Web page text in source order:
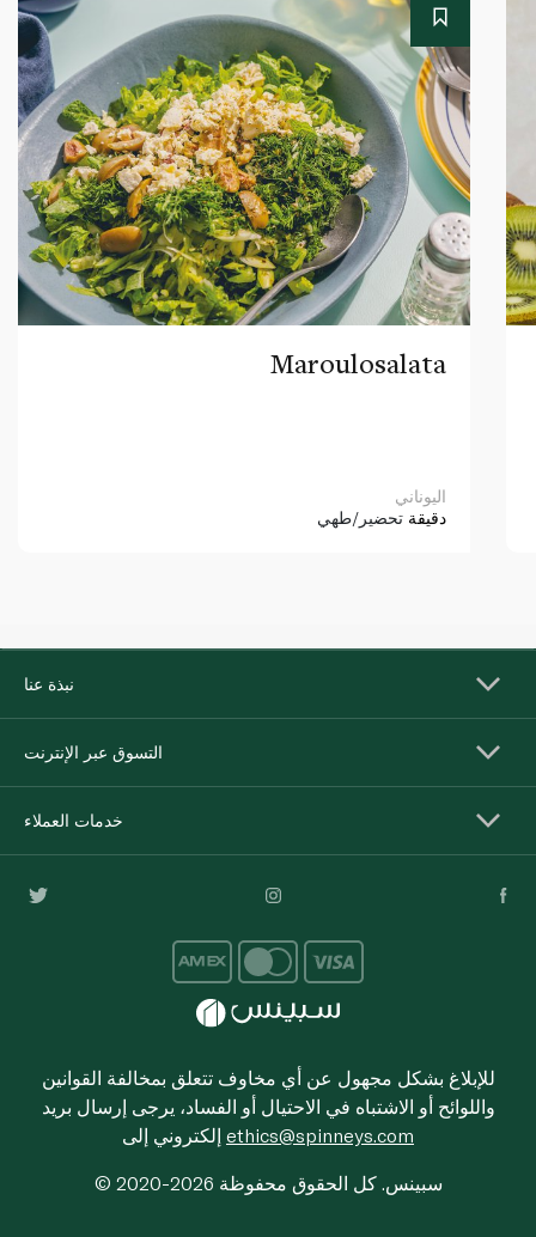
Maroulosalata
اليوناني
دقيقة تحضير/طهي
نبذة عنا
التسوق عبر الإنترنت
خدمات العملاء
للإبلاغ بشكل مجهول عن أي مخاوف تتعلق بمخالفة القوانين
واللوائح أو الاشتباه في الاحتيال أو الفساد، يرجى إرسال بريد
ethics@spinneys.com
© 2020-2026 سبينس. كل الحقوق محفوظة